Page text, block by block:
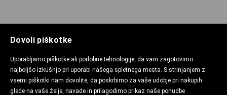
Dovoli piškotke
Uporabljamo piškotke ali podobne tehnologije, da vam zagotovimo
najboljšo izkušnjo pri uporabi našega spletnega mesta. S strinjanjem z
vsemi piškotki nam dovolite, da poskrbimo za vaše udobje pri nakupih
glede na vaše želje, navade in prilagodimo prikaz naše ponudbe